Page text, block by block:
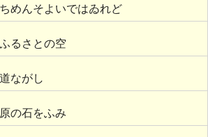
めんそよいではゐれど
るさとの空
ながし
の石をふみ